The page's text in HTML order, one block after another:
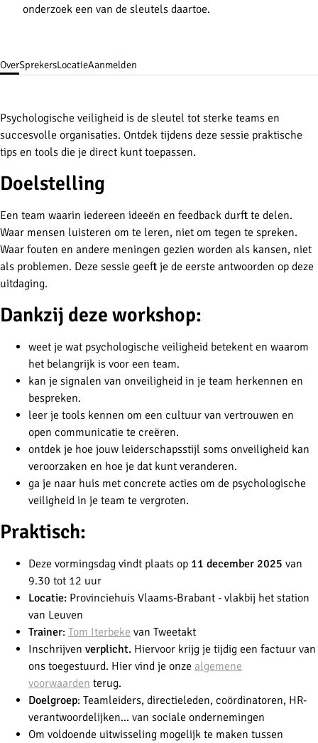
onderzoek een van de sleutels daartoe.
OverSprekersLocatieAanmelden
Psychologische veiligheid is de sleutel tot sterke teams en
succesvolle organisaties. Ontdek tijdens deze sessie praktische
tips en tools die je direct kunt toepassen.
Doelstelling
Een team waarin iedereen ideeën en feedback durft te delen.
Waar mensen luisteren om te leren, niet om tegen te spreken.
Waar fouten en andere meningen gezien worden als kansen, niet
als problemen. Deze sessie geeft je de eerste antwoorden op deze
uitdaging.
Dankzij deze workshop:
weet je wat psychologische veiligheid betekent en waarom
het belangrijk is voor een team.
kan je signalen van onveiligheid in je team herkennen en
bespreken.
leer je tools kennen om een cultuur van vertrouwen en
open communicatie te creëren.
ontdek je hoe jouw leiderschapsstijl soms onveiligheid kan
veroorzaken en hoe je dat kunt veranderen.
ga je naar huis met concrete acties om de psychologische
veiligheid in je team te vergroten.
Praktisch:
Deze vormingsdag vindt plaats op 11 december 2025 van
9.30 tot 12 uur
Locatie: Provinciehuis Vlaams-Brabant - vlakbij het station
van Leuven
Trainer: Tom Iterbeke van Tweetakt
Inschrijven verplicht. Hiervoor krijg je tijdig een factuur van
ons toegestuurd. Hier vind je onze algemene
voorwaarden terug.
Doelgroep: Teamleiders, directieleden, coördinatoren, HR-
verantwoordelijken... van sociale ondernemingen
Om voldoende uitwisseling mogelijk te maken tussen